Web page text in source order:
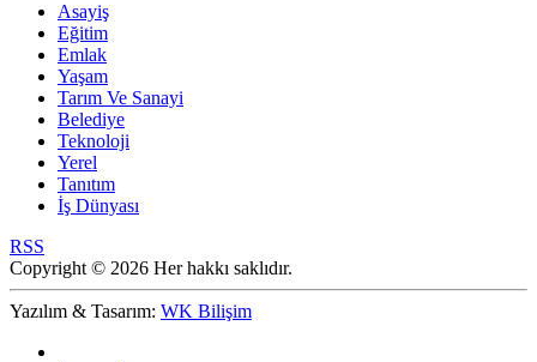
Asayiş
Eğitim
Emlak
Yaşam
Tarım Ve Sanayi
Belediye
Teknoloji
Yerel
Tanıtım
İş Dünyası
RSS
Copyright © 2026 Her hakkı saklıdır.
Yazılım & Tasarım: WK Bilişim